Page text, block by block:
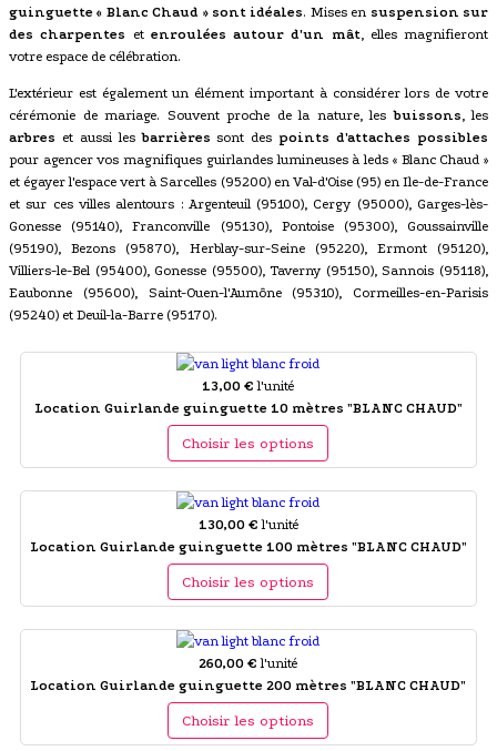
guinguette « Blanc Chaud » sont idéales. Mises en suspension sur
des charpentes et enroulées autour d'un mât, elles magnifieront
votre espace de célébration.
L'extérieur est également un élément important à considérer lors de votre
cérémonie de mariage. Souvent proche de la nature, lesbuissons , les
arbres et aussi lesbarrières sont des points d'attaches possibles
pour agencer vos magnifiques guirlandes lumineuses à leds « Blanc Chaud »
et égayer l'espace vert à Sarcelles (95200) en Val-d'Oise (95) en Ile-de-France
et sur ces villes alentours : Argenteuil (95100), Cergy (95000), Garges-lès-
Gonesse (95140), Franconville (95130), Pontoise (95300), Goussainville
(95190), Bezons (95870), Herblay-sur-Seine (95220), Ermont (95120),
Villiers-le-Bel (95400), Gonesse (95500), Taverny (95150), Sannois (95118),
Eaubonne (95600), Saint-Ouen-l'Aumône (95310), Cormeilles-en-Parisis
(95240) et Deuil-la-Barre (95170).
13,00 € l'unité
Location Guirlande guinguette 10 mètres "BLANC CHAUD"
Choisir les options
130,00 € l'unité
Location Guirlande guinguette 100 mètres "BLANC CHAUD"
Choisir les options
260,00 € l'unité
Location Guirlande guinguette 200 mètres "BLANC CHAUD"
Choisir les options